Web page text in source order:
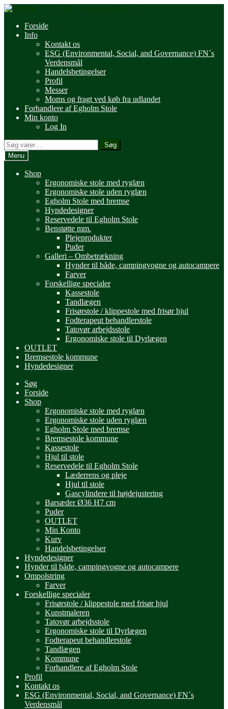
Spring
navigation
Spring
indholdForside
Info
Kontakt os
ESG (Environmental, Social, and Governance) FN´s
Verdensmål
Handelsbetingelser
Profil
Messer
Moms og fragt ved køb fra udlandet
Forhandlere af Egholm Stole
Min konto
Log In
Søg
efter:
Søg
Menu
Shop
Ergonomiske stole med ryglæn
Ergonomiske stole uden ryglæn
Egholm Stole med bremse
Hyndedesigner
Reservedele til Egholm Stole
Benstøtte mm.
Plejeprodukter
Puder
Galleri – Ombetrækning
Hynder til både, campingvogne og autocampere
Farver
Forskellige specialer
Kassestole
Tandlægen
Frisørstole / klippestole med frisør hjul
Fodterapeut behandlerstole
Tatovør arbejdsstole
Ergonomiske stole til Dyrlægen
OUTLET
Bremsestole kommune
Hyndedesigner
Søg
Forside
Shop
Ergonomiske stole med ryglæn
Ergonomiske stole uden ryglæn
Egholm Stole med bremse
Bremsestole kommune
Kassestole
Hjul til stole
Reservedele til Egholm Stole
Læderrens og pleje
Hjul til stole
Gascylindere til højdejustering
Barsæder Ø36 H7 cm
Puder
OUTLET
Min Konto
Kurv
Handelsbetingelser
Hyndedesigner
Hynder til både, campingvogne og autocampere
Ompolstring
Farver
Forskellige specialer
Frisørstole / klippestole med frisør hjul
Kunstmaleren
Tatovør arbejdsstole
Ergonomiske stole til Dyrlægen
Fodterapeut behandlerstole
Tandlægen
Kommune
Forhandlere af Egholm Stole
Profil
Kontakt os
ESG (Environmental, Social, and Governance) FN´s
Verdensmål